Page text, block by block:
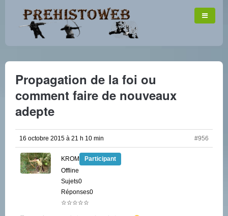
Propagation de la foi ou
comment faire de nouveaux
adepte
16 octobre 2015 à 21 h 10 min #956
KROM
Participant
Offline
Sujets0
Réponses0
☆☆☆☆☆